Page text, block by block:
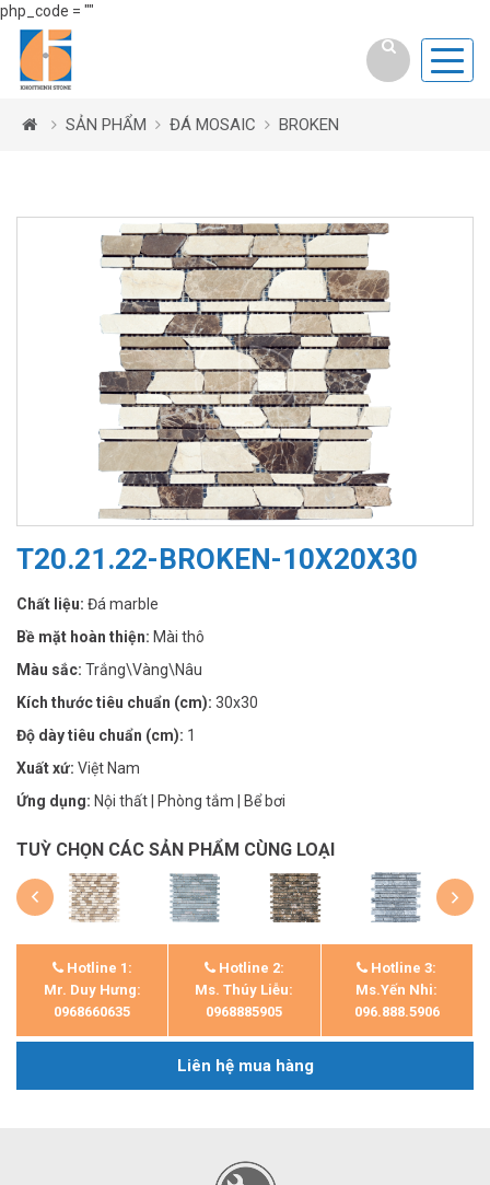
php_code = ""
SẢN PHẨM ĐÁ MOSAIC BROKEN
T20.21.22-BROKEN-10X20X30
Chất liệu: Đá marble
Bề mặt hoàn thiện: Mài thô
Màu sắc: Trắng\Vàng\Nâu
Kích thước tiêu chuẩn (cm): 30x30
Độ dày tiêu chuẩn (cm): 1
Xuất xứ: Việt Nam
Ứng dụng: Nội thất | Phòng tắm | Bể bơi
TUỲ CHỌN CÁC SẢN PHẨM CÙNG LOẠI
Hotline 1:
Mr. Duy Hưng:
0968660635
Hotline 2:
Ms. Thúy Liễu:
0968885905
Hotline 3:
Ms.Yến Nhi:
096.888.5906
Liên hệ mua hàng